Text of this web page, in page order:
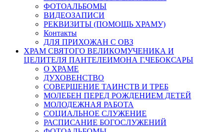
ФОТОАЛЬБОМЫ
ВИДЕОЗАПИСИ
РЕКВИЗИТЫ (ПОМОЩЬ ХРАМУ)
Контакты
ДЛЯ ПРИХОЖАН С ОВЗ
ХРАМ СВЯТОГО ВЕЛИКОМУЧЕНИКА И
ЦЕЛИТЕЛЯ ПАНТЕЛЕИМОНА Г.ЧЕБОКСАРЫ
О ХРАМЕ
ДУХОВЕНСТВО
СОВЕРШЕНИЕ ТАИНСТВ И ТРЕБ
МОЛЕБЕН ПЕРЕД РОЖДЕНИЕМ ДЕТЕЙ
МОЛОДЕЖНАЯ РАБОТА
СОЦИАЛЬНОЕ СЛУЖЕНИЕ
РАСПИСАНИЕ БОГОСЛУЖЕНИЙ